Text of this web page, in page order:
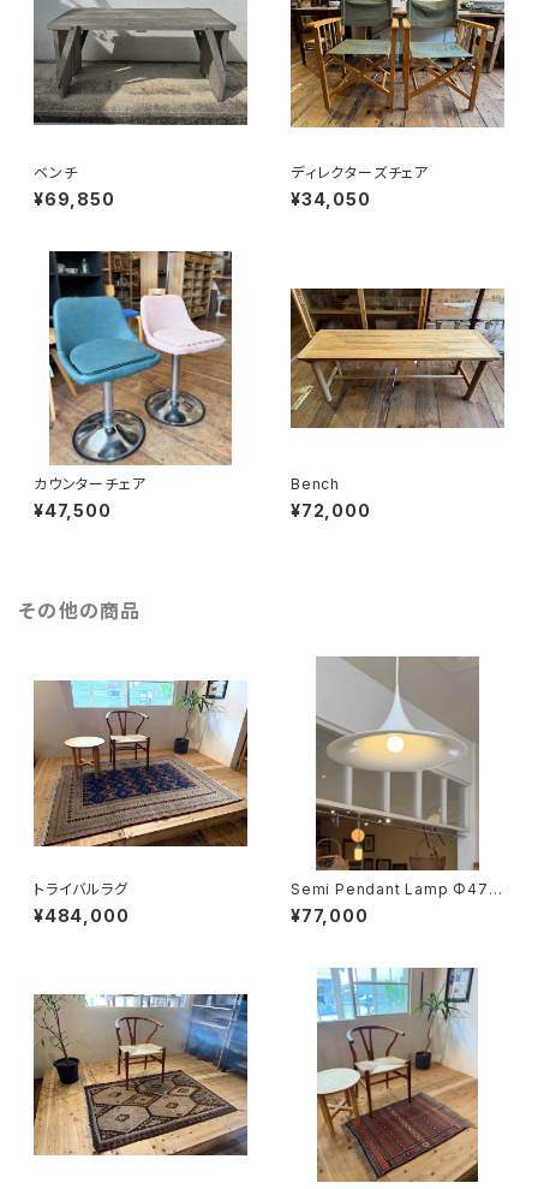
ベンチ
¥69,850
ディレクターズチェア
¥34,050
カウンターチェア
¥47,500
Bench
¥72,000
その他の商品
トライバルラグ
¥484,000
Semi Pendant Lamp Φ47c
m
¥77,000